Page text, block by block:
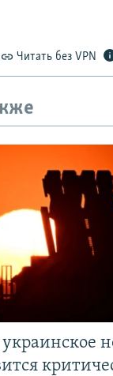
Читать без VPN